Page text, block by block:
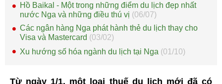
Hồ Baikal - Một trong những điểm du lịch đẹp nhất
nước Nga và những điều thú vị (06/07)
Các ngân hàng Nga phát hành thẻ du lịch thay cho
Visa và Mastercard (03/02)
Xu hướng số hóa ngành du lịch tại Nga (01/10)
Từ ngày 1/1, một loại thuế du lịch mới đã có